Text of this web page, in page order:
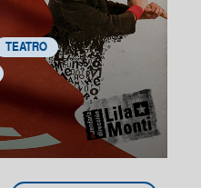
TEATRO